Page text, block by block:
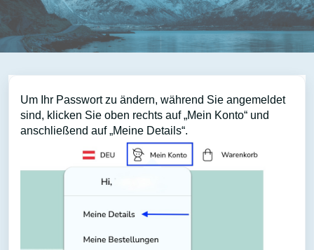
Um Ihr Passwort zu ändern, während Sie angemeldet
sind, klicken Sie oben rechts auf „Mein Konto“ und
anschließend auf „Meine Details“.